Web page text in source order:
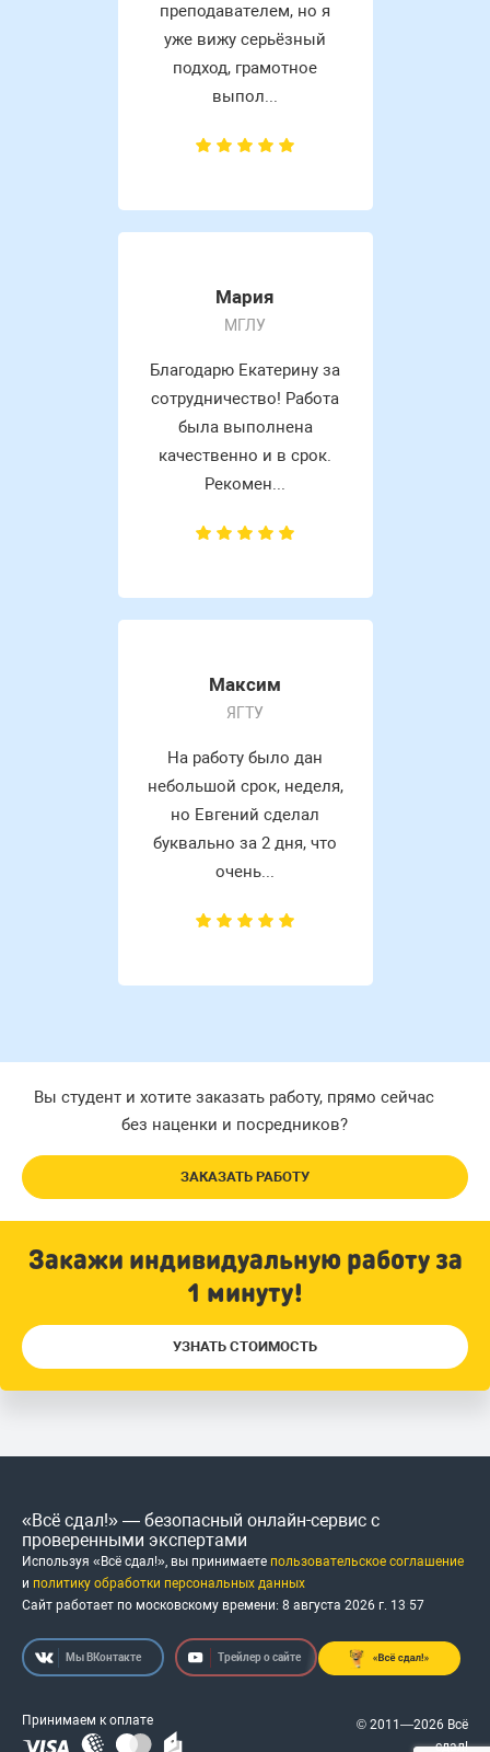
преподавателем, но я
уже вижу серьёзный
подход, грамотное
выпол...
Мария
МГЛУ
Благодарю Екатерину за
сотрудничество! Работа
была выполнена
качественно и в срок.
Рекомен...
Максим
ЯГТУ
На работу было дан
небольшой срок, неделя,
но Евгений сделал
буквально за 2 дня, что
очень...
Вы студент и хотите заказать работу, прямо сейчас
без наценки и посредников?
ЗАКАЗАТЬ РАБОТУ
Закажи индивидуальную работу за
1 минуту!
УЗНАТЬ СТОИМОСТЬ
«Всё сдал!» — безопасный онлайн-сервис с
проверенными экспертами
Используя «Всё сдал!», вы принимаете пользовательское соглашение
и политику обработки персональных данных
Сайт работает по московскому времени: 8 августа 2026 г. 13 57
Мы ВКонтакте Трейлер о сайте
Принимаем к оплате
© 2011—2026 Всё
сдал!